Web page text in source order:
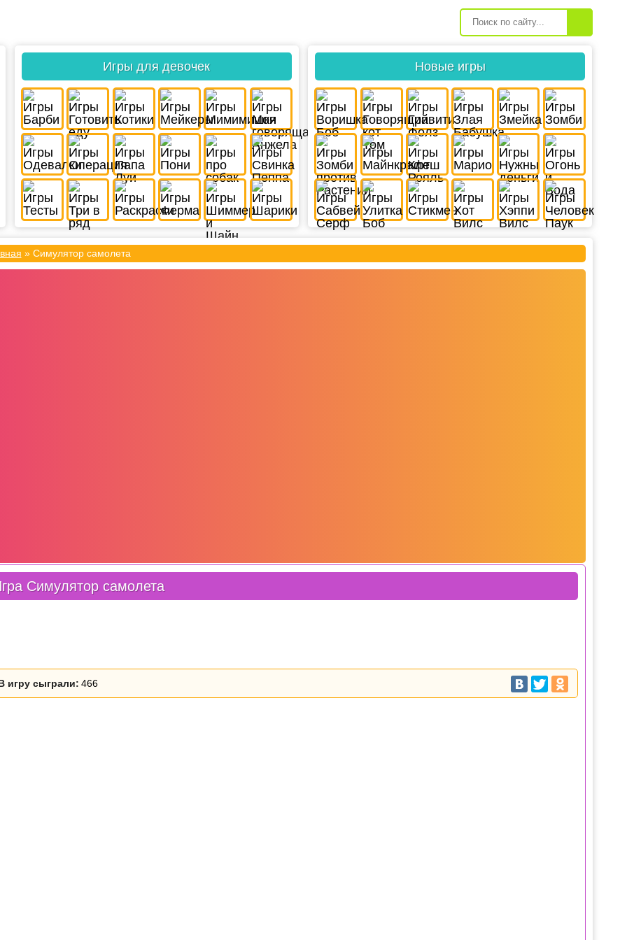
Игры для девочек Новые игры
» Симулятор самолета
Симулятор самолета
игру сыграли: 466